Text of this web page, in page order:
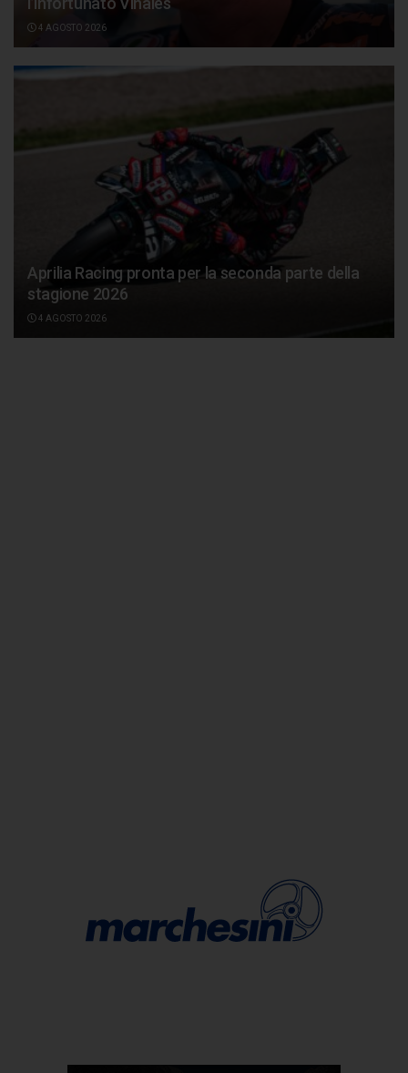
4 AGOSTO 2026
Aprilia Racing pronta per la seconda parte della
stagione 2026
4 AGOSTO 2026